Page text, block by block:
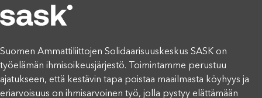
Suomen Ammattiliittojen Solidaarisuuskeskus SASK on
työelämän ihmisoikeusjärjestö. Toimintamme perustuu
ajatukseen, että kestävin tapa poistaa maailmasta köyhyys ja
eriarvoisuus on ihmisarvoinen työ, jolla pystyy elättämään